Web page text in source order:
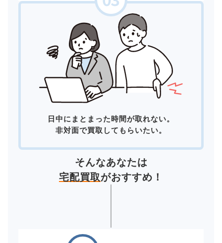
日中にまとまった時間が取れない。
非対面で買取してもらいたい。
そんなあなたは
宅配買取がおすすめ！